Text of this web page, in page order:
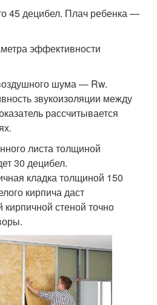
45 децибел. Плач ребенка —
эффективности
шума — Rw.
звукоизоляции между
рассчитывается
листа толщиной
30 децибел.
кладка толщиной 150
кирпича даст
стеной точно